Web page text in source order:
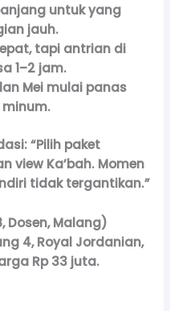
untuk yang
jauh.
tapi antrian di
1–2 jam.
Mei mulai panas
minum.
“Pilih paket
view Ka’bah. Momen
tidak tergantikan.”
Dosen, Malang)
4, Royal Jordanian,
Rp 33 juta.